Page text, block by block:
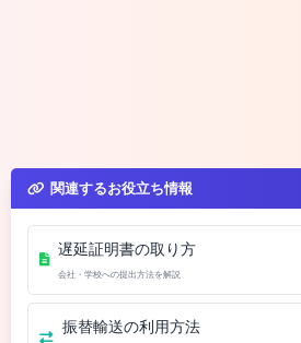
関連するお役立ち情報
遅延証明書の取り方
会社・学校への提出方法を解説
振替輸送の利用方法